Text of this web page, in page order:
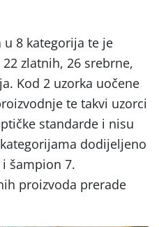
u 8 kategorija te je
zlatnih, 26 srebrne,
Kod 2 uzorka uočene
te takvi uzorci
standarde i nisu
dodijeljeno
šampion 7.
proizvoda prerade